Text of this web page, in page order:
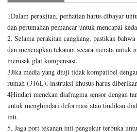
1Dalam perakitan, perhatian harus dibayar
dan perumahan pemancar untuk mencapai
2. Selama perakitan cangkang, pastikan
dan menerapkan tekanan secara merata untuk
merusak plat kompensasi.
3Jika media yang diuji tidak kompatibel
rumah (316L), instruksi khusus harus
4Hindari menekan diafragma sensor dengan
untuk menghindari deformasi atau tindikan
inti.
5. Jaga port tekanan inti pengukur terbuka